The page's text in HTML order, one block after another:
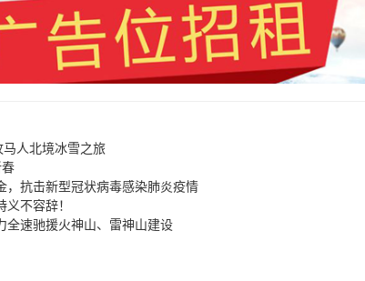
马人北境冰雪之旅
，抗击新型冠状病毒感染肺炎疫情
不容辞！
速驰援火神山、雷神山建设